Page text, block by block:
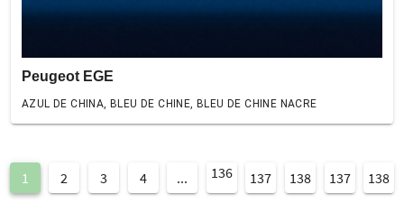
Peugeot EGE
AZUL DE CHINA, BLEU DE CHINE, BLEU DE CHINE NACRE
1 2 3 4 ... 136 137 138 137 138